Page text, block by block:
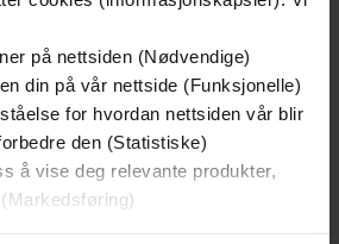
på nettsiden (Nødvendige)
din på vår nettside (Funksjonelle)
for hvordan nettsiden vår blir
den (Statistiske)
å vise deg relevante produkter,